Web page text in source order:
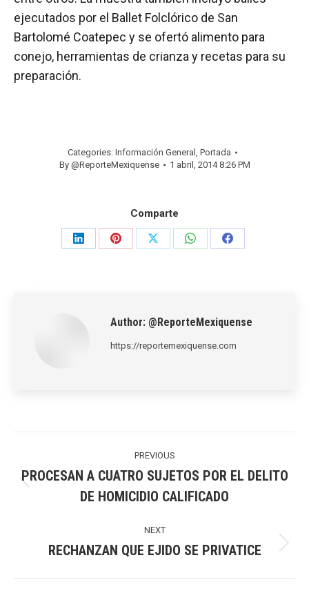
ejecutados por el Ballet Folclórico de San
Bartolomé Coatepec y se ofertó alimento para
conejo, herramientas de crianza y recetas para su
preparación.
Categories: Información General , Portada
By @ReporteMexiquense 1 abril, 2014 8:26 PM
Comparte
Share
Share
Share
Share
Share
Author: @ReporteMexiquense
https://reportemexiquense.com
PREVIOUS
post:
PROCESAN A CUATRO SUJETOS POR EL DELITO
DE HOMICIDIO CALIFICADO
NEXT
Next
RECHANZAN QUE EJIDO SE PRIVATICE